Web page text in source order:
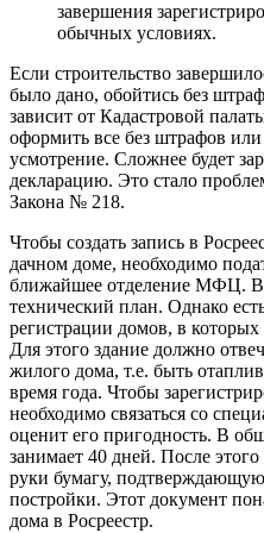
завершения
обычных условиях.
Если строительство
было дано, обойтись без
зависит от Кадастровой
оформить все без штрафов или
усмотрение. Сложнее будет
декларацию. Это стало
Закона № 218.
Чтобы создать запись в
дачном доме, необходимо
ближайшее отделение МФЦ. В
технический план. Однако
регистрации домов, в которых
Для этого здание должно
жилого дома, т.е. быть
время года. Чтобы
необходимо связаться со
оценит его пригодность. В
занимает 40 дней. После
руки бумагу,
постройки. Этот документ
дома в Росреестр.